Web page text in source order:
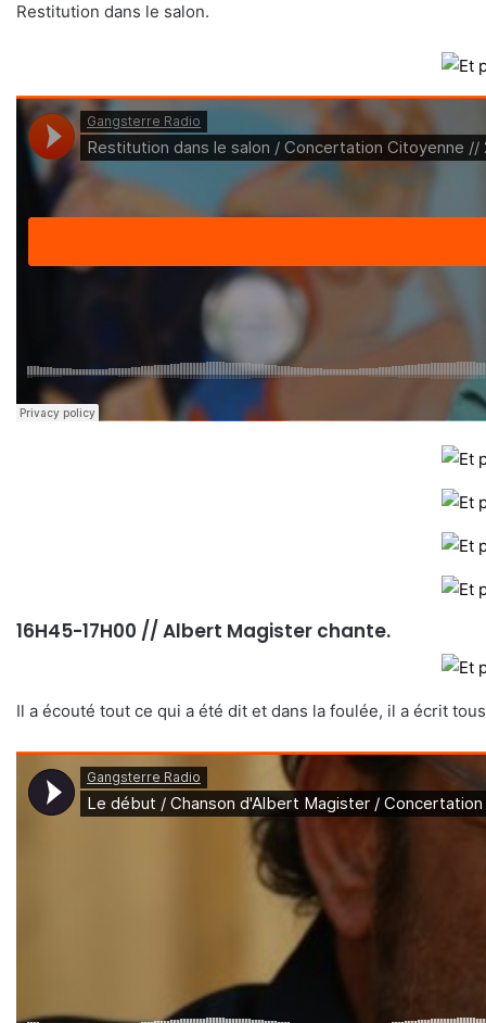
Restitution dans le salon.
16H45-17H00 // Albert Magister chante.
Il a écouté tout ce qui a été dit et dans la foulée, il a écrit